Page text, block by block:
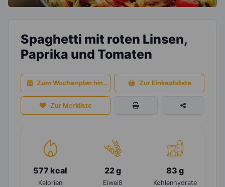
Spaghetti mit roten Linsen,
Paprika und Tomaten
Zum Wochenplan hinzufügen Zur Einkaufsliste
Zur Merkliste
577 kcal
Kalorien
22 g
Eiweiß
83 g
Kohlenhydrate